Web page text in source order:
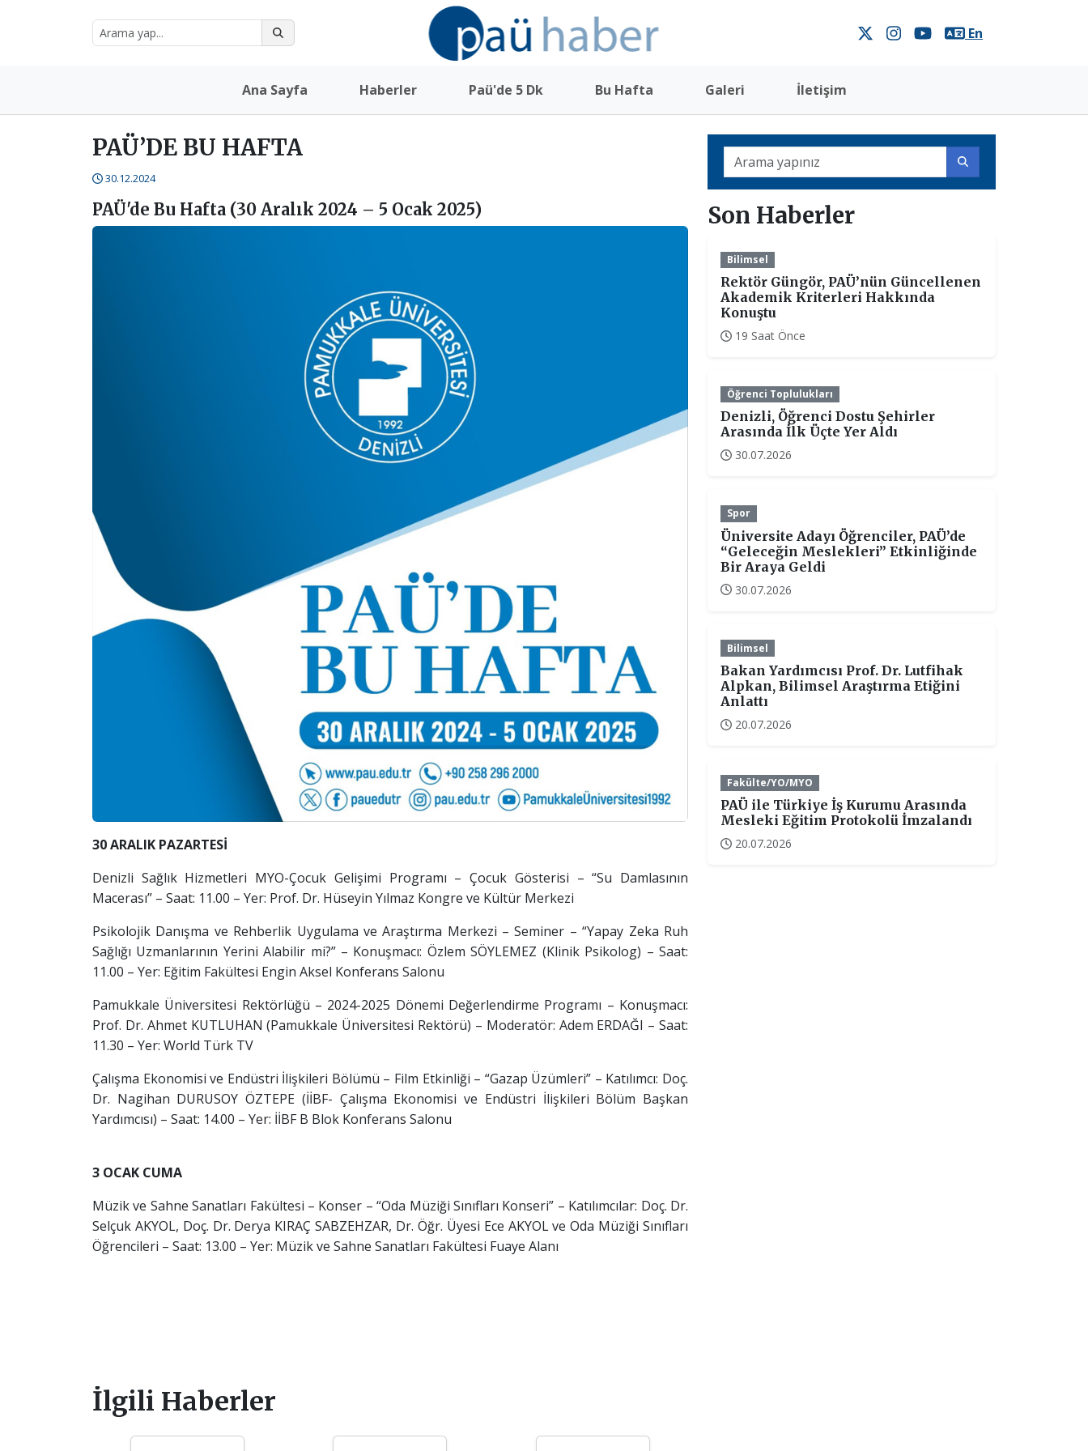
En
Ana Sayfa Haberler Paü'de 5 Dk Bu Hafta Galeri İletişim
PAÜ’DE BU HAFTA
30.12.2024
PAÜ'de Bu Hafta (30 Aralık 2024 – 5 Ocak 2025)
30 ARALIK PAZARTESİ
Denizli Sağlık Hizmetleri MYO-Çocuk Gelişimi Programı – Çocuk Gösterisi – “Su Damlasının
Macerası” – Saat: 11.00 – Yer: Prof. Dr. Hüseyin Yılmaz Kongre ve Kültür Merkezi
Psikolojik Danışma ve Rehberlik Uygulama ve Araştırma Merkezi – Seminer – “Yapay Zeka Ruh
Sağlığı Uzmanlarının Yerini Alabilir mi?” – Konuşmacı: Özlem SÖYLEMEZ (Klinik Psikolog) – Saat:
11.00 – Yer: Eğitim Fakültesi Engin Aksel Konferans Salonu
Pamukkale Üniversitesi Rektörlüğü – 2024-2025 Dönemi Değerlendirme Programı – Konuşmacı:
Prof. Dr. Ahmet KUTLUHAN (Pamukkale Üniversitesi Rektörü) – Moderatör: Adem ERDAĞI – Saat:
11.30 – Yer: World Türk TV
Çalışma Ekonomisi ve Endüstri İlişkileri Bölümü – Film Etkinliği – “Gazap Üzümleri” – Katılımcı: Doç.
Dr. Nagihan DURUSOY ÖZTEPE (İİBF- Çalışma Ekonomisi ve Endüstri İlişkileri Bölüm Başkan
Yardımcısı) – Saat: 14.00 – Yer: İİBF B Blok Konferans Salonu
3 OCAK CUMA
Müzik ve Sahne Sanatları Fakültesi – Konser – “Oda Müziği Sınıfları Konseri” – Katılımcılar: Doç. Dr.
Selçuk AKYOL, Doç. Dr. Derya KIRAÇ SABZEHZAR, Dr. Öğr. Üyesi Ece AKYOL ve Oda Müziği Sınıfları
Öğrencileri – Saat: 13.00 – Yer: Müzik ve Sahne Sanatları Fakültesi Fuaye Alanı
İlgili Haberler
Son Haberler
Bilimsel
Rektör Güngör, PAÜ’nün Güncellenen
Akademik Kriterleri Hakkında
Konuştu
19 Saat Önce
Öğrenci Toplulukları
Denizli, Öğrenci Dostu Şehirler
Arasında İlk Üçte Yer Aldı
30.07.2026
Spor
Üniversite Adayı Öğrenciler, PAÜ’de
“Geleceğin Meslekleri” Etkinliğinde
Bir Araya Geldi
30.07.2026
Bilimsel
Bakan Yardımcısı Prof. Dr. Lutfihak
Alpkan, Bilimsel Araştırma Etiğini
Anlattı
20.07.2026
Fakülte/YO/MYO
PAÜ ile Türkiye İş Kurumu Arasında
Mesleki Eğitim Protokolü İmzalandı
20.07.2026